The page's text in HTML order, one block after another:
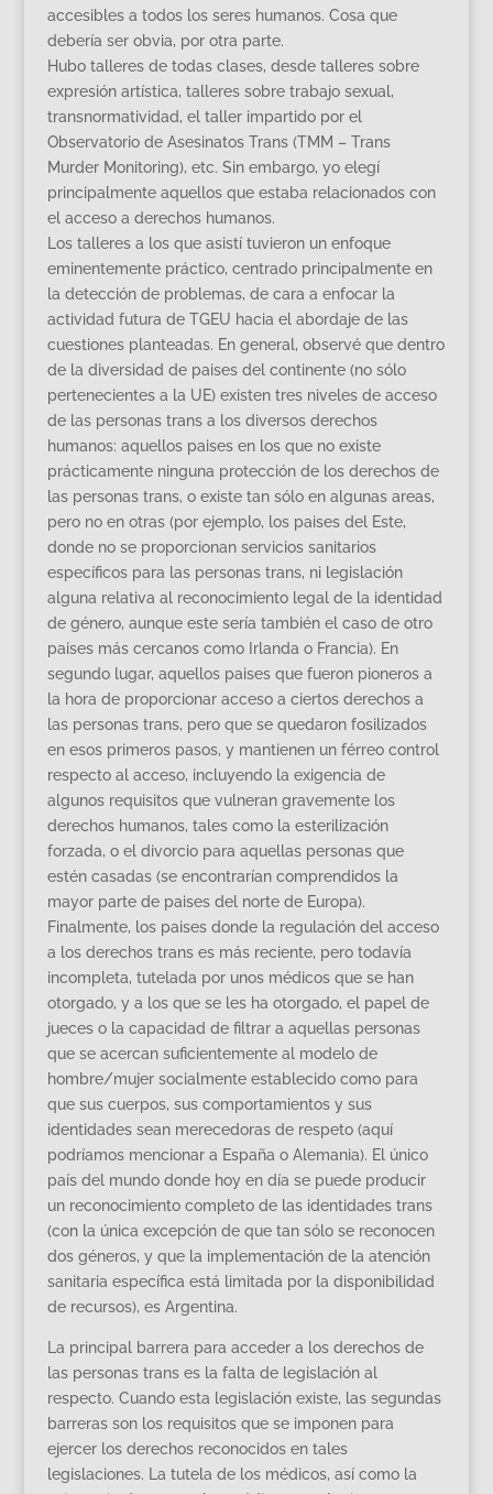
accesibles a todos los seres humanos. Cosa que
debería ser obvia, por otra parte.
Hubo talleres de todas clases, desde talleres sobre
expresión artística, talleres sobre trabajo sexual,
transnormatividad, el taller impartido por el
Observatorio de Asesinatos Trans (TMM – Trans
Murder Monitoring), etc. Sin embargo, yo elegí
principalmente aquellos que estaba relacionados con
el acceso a derechos humanos.
Los talleres a los que asistí tuvieron un enfoque
eminentemente práctico, centrado principalmente en
la detección de problemas, de cara a enfocar la
actividad futura de TGEU hacia el abordaje de las
cuestiones planteadas. En general, observé que dentro
de la diversidad de paises del continente (no sólo
pertenecientes a la UE) existen tres niveles de acceso
de las personas trans a los diversos derechos
humanos: aquellos paises en los que no existe
prácticamente ninguna protección de los derechos de
las personas trans, o existe tan sólo en algunas areas,
pero no en otras (por ejemplo, los paises del Este,
donde no se proporcionan servicios sanitarios
específicos para las personas trans, ni legislación
alguna relativa al reconocimiento legal de la identidad
de género, aunque este sería también el caso de otro
paises más cercanos como Irlanda o Francia). En
segundo lugar, aquellos paises que fueron pioneros a
la hora de proporcionar acceso a ciertos derechos a
las personas trans, pero que se quedaron fosilizados
en esos primeros pasos, y mantienen un férreo control
respecto al acceso, incluyendo la exigencia de
algunos requisitos que vulneran gravemente los
derechos humanos, tales como la esterilización
forzada, o el divorcio para aquellas personas que
estén casadas (se encontrarían comprendidos la
mayor parte de paises del norte de Europa).
Finalmente, los paises donde la regulación del acceso
a los derechos trans es más reciente, pero todavía
incompleta, tutelada por unos médicos que se han
otorgado, y a los que se les ha otorgado, el papel de
jueces o la capacidad de filtrar a aquellas personas
que se acercan suficientemente al modelo de
hombre/mujer socialmente establecido como para
que sus cuerpos, sus comportamientos y sus
identidades sean merecedoras de respeto (aquí
podríamos mencionar a España o Alemania). El único
país del mundo donde hoy en día se puede producir
un reconocimiento completo de las identidades trans
(con la única excepción de que tan sólo se reconocen
dos géneros, y que la implementación de la atención
sanitaria específica está limitada por la disponibilidad
de recursos), es Argentina.
La principal barrera para acceder a los derechos de
las personas trans es la falta de legislación al
respecto. Cuando esta legislación existe, las segundas
barreras son los requisitos que se imponen para
ejercer los derechos reconocidos en tales
legislaciones. La tutela de los médicos, así como la